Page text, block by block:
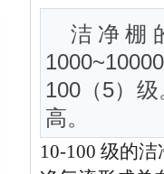
洁净棚
100（5）
高。
10-100 级的洁